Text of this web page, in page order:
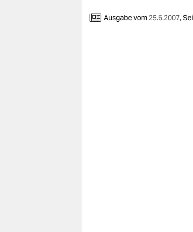
Ausgabe vom 25.6.2007,